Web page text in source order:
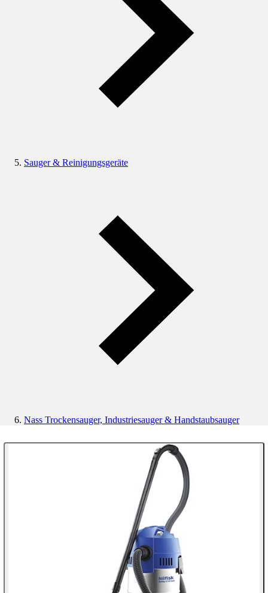
Sauger & Reinigungsgeräte
Nass Trockensauger, Industriesauger & Handstaubsauger